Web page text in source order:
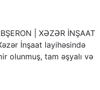
| XƏZƏR İNŞAAT
İnşaat layihəsində
olunmuş, tam əşyalı və